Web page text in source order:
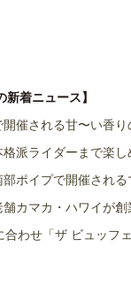
新着ニュース】
開催される甘〜い香
格派ライダーまで楽
部ポイプで開催され
舗カマカ・ハワイが
合わせ「ザ ビュッフ